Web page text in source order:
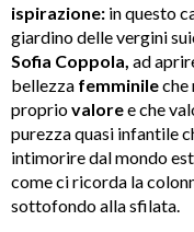
ispirazione: in questo
giardino delle vergini
Sofia Coppola, ad
bellezza femminileche
propriovaloree che
purezza quasi infantile
intimorire dal mondo
come ci ricorda la
sottofondo alla sfilata.